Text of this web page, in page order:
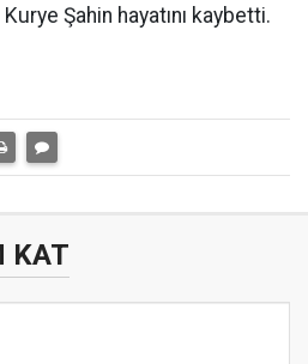
Kurye Şahin hayatını kaybetti.
KAT